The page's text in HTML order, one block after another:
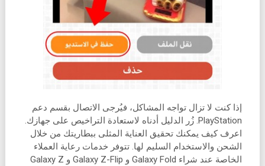
إذا كنت لا تزال تواجه المشاكل، فيُرجى الاتصال بقسم دعم
PlayStation. زُر الدليل أدناه لاستعادة التراخيص على جهازك.
اعرف كيف يمكنك تحقيق العناية المثلى ببطاريتك من خلال
الشحن والاستخدام السليم لها. تتوفر خدمات رعاية العملاء
الخاصة عند شراء Galaxy Fold و Galaxy Z-Flip و Galaxy Z